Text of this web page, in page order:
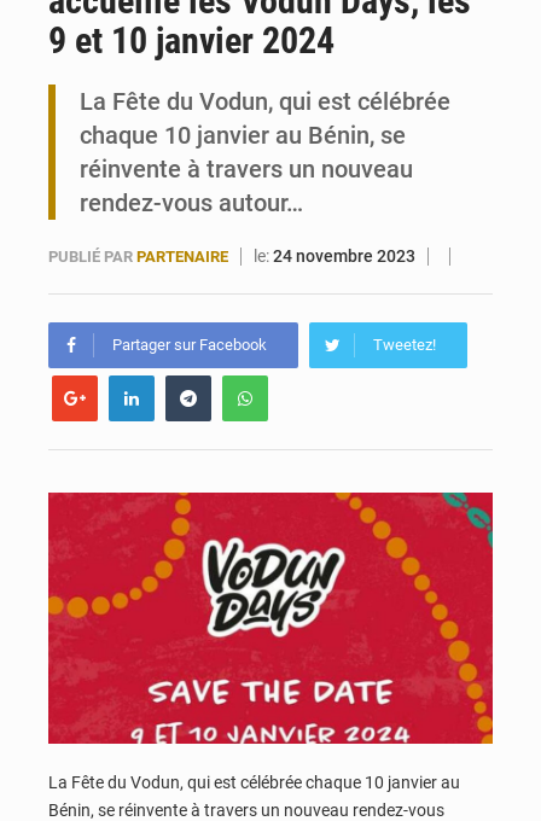
Maurice : Démission de la ministre Véronique Leu-Govind
9 et 10 janvier 2024
La Fête du Vodun, qui est célébrée
chaque 10 janvier au Bénin, se
réinvente à travers un nouveau
rendez-vous autour…
PUBLIÉ PAR PARTENAIRE le:24 novembre 2023
Partager sur Facebook Tweetez!
La Fête du Vodun, qui est célébrée chaque 10 janvier au
Bénin, se réinvente à travers un nouveau rendez-vous